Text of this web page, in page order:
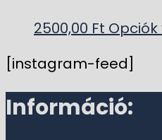
2500,00 Ft
[instagram-feed]
Információ: